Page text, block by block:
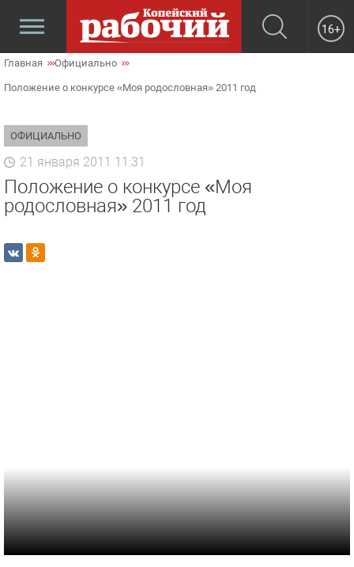
16+
Главная Официально
Положение о конкурсе «Моя родословная» 2011 год
ОФИЦИАЛЬНО
21 января 2011 11:31
Положение о конкурсе «Моя
родословная» 2011 год